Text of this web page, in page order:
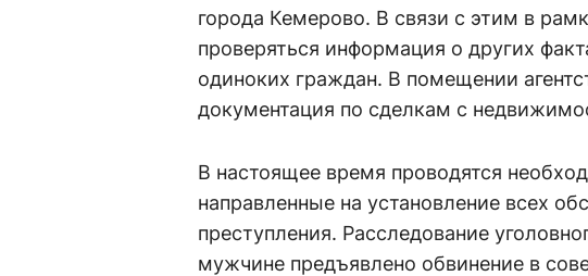
города Кемерово. В связи с этим в
проверяться информация о других
одиноких граждан. В помещении
документация по сделкам с
В настоящее время проводятся
направленные на установление всех
преступления. Расследование
мужчине предъявлено обвинение в